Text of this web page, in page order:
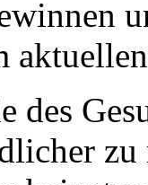
des